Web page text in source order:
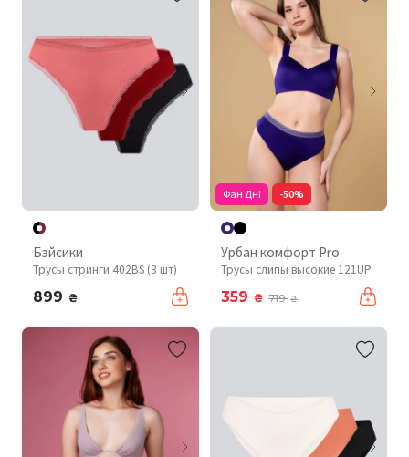
Бэйсики
Трусы стринги 402BS (3 шт)
899 ₴
Фан Дні -50%
Урбан комфорт Pro
Трусы слипы высокие 121UP
359 ₴ 719₴